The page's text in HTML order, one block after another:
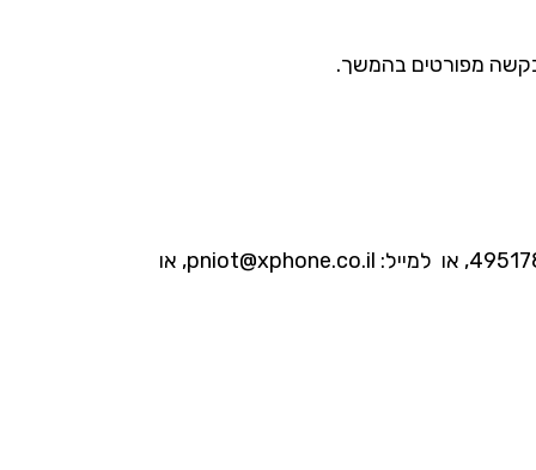
מפורטים בהמשך.
פניה בכתב תעשה לפקס שמספרו: 03-9254433, או לכתובת: רח' אודם 1, ק. מטלון, ת.ד. 7616, פתח-תקווה, 4951784, או למייל: pniot@xphone.co.il​, או